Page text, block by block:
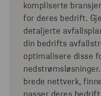
kompliserte
for deres bedrift.
detaljerte
din bedrifts
optimalisere disse
brede nettverk,